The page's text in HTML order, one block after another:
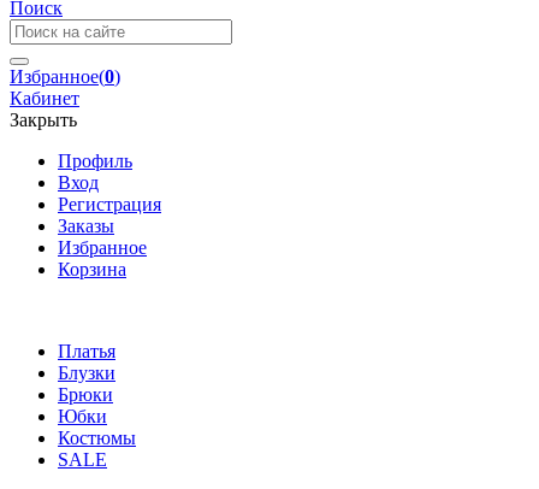
Поиск
Избранное(0)
Кабинет
Закрыть
Профиль
Вход
Регистрация
Заказы
Избранное
Корзина
Платья
Блузки
Брюки
Юбки
Костюмы
SALE